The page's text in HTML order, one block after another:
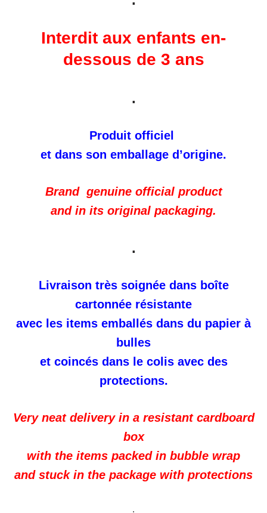
Interdit aux enfants en-
dessous de 3 ans
.
Produit officiel
et dans son emballage d’origine.
Brand genuine official product
and in its original packaging.
.
Livraison très soignée dans boîte
cartonnée résistante
avec les items emballés dans du papier à
bulles
et coincés dans le colis avec des
protections.
Very neat delivery in a resistant cardboard
box
with the items packed in bubble wrap
and stuck in the package with protections
.